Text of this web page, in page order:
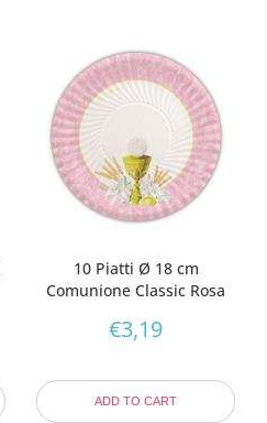
10 Piatti Ø 18 cm
Comunione Classic Rosa
€3,19
ADD TO CART